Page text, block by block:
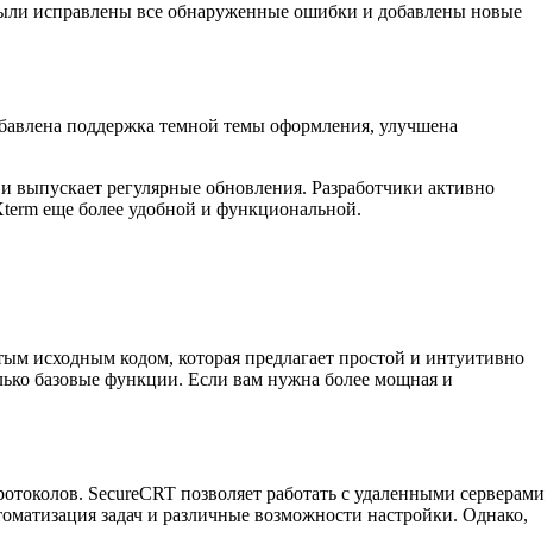
исправлены все обнаруженные ошибки и добавлены новые
поддержка темной темы оформления, улучшена
регулярные обновления. Разработчики активно
еще более удобной и функциональной.
исходным кодом, которая предлагает простой и интуитивно
базовые функции. Если вам нужна более мощная и
SecureCRT позволяет работать с удаленными серверами
задач и различные возможности настройки. Однако,